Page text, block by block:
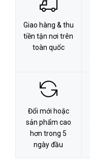
Giao hàng & thu
tiền tận nơi trên
toàn quốc
Đổi mới hoặc
sản phẩm cao
hơn trong 5
ngày đầu